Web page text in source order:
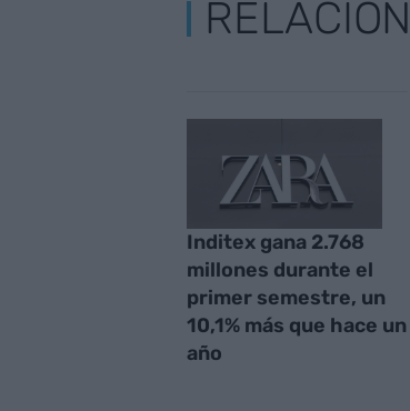
Inditex gana 2.768
millones durante el
primer semestre, un
10,1% más que hace un
año